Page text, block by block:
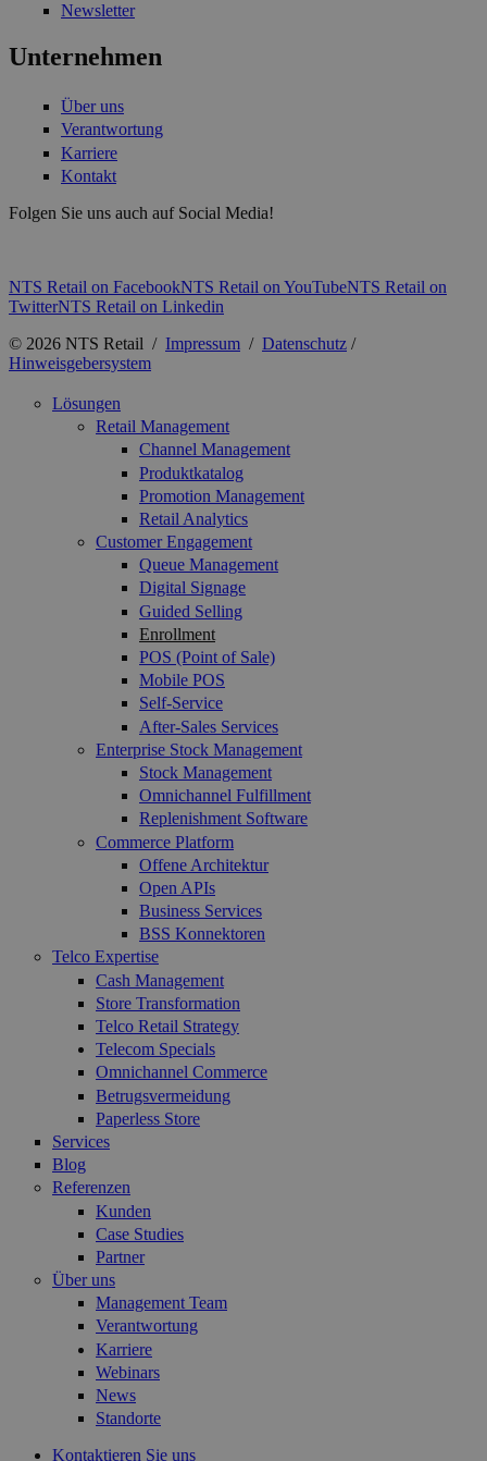
Newsletter
Unternehmen
Über uns
Verantwortung
Karriere
Kontakt
Folgen Sie uns auch auf Social Media!
NTS Retail on FacebookNTS Retail on YouTubeNTS Retail on
TwitterNTS Retail on Linkedin
© 2026 NTS Retail / Impressum / Datenschutz /
Hinweisgebersystem
Lösungen
Retail Management
Channel Management
Produktkatalog
Promotion Management
Retail Analytics
Customer Engagement
Queue Management
Digital Signage
Guided Selling
Enrollment
POS (Point of Sale)
Mobile POS
Self-Service
After-Sales Services
Enterprise Stock Management
Stock Management
Omnichannel Fulfillment
Replenishment Software
Commerce Platform
Offene Architektur
Open APIs
Business Services
BSS Konnektoren
Telco Expertise
Cash Management
Store Transformation
Telco Retail Strategy
Telecom Specials
Omnichannel Commerce
Betrugsvermeidung
Paperless Store
Services
Blog
Referenzen
Kunden
Case Studies
Partner
Über uns
Management Team
Verantwortung
Karriere
Webinars
News
Standorte
Kontaktieren Sie uns